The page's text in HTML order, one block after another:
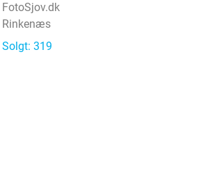
FotoSjov.dk
Rinkenæs
Solgt: 319